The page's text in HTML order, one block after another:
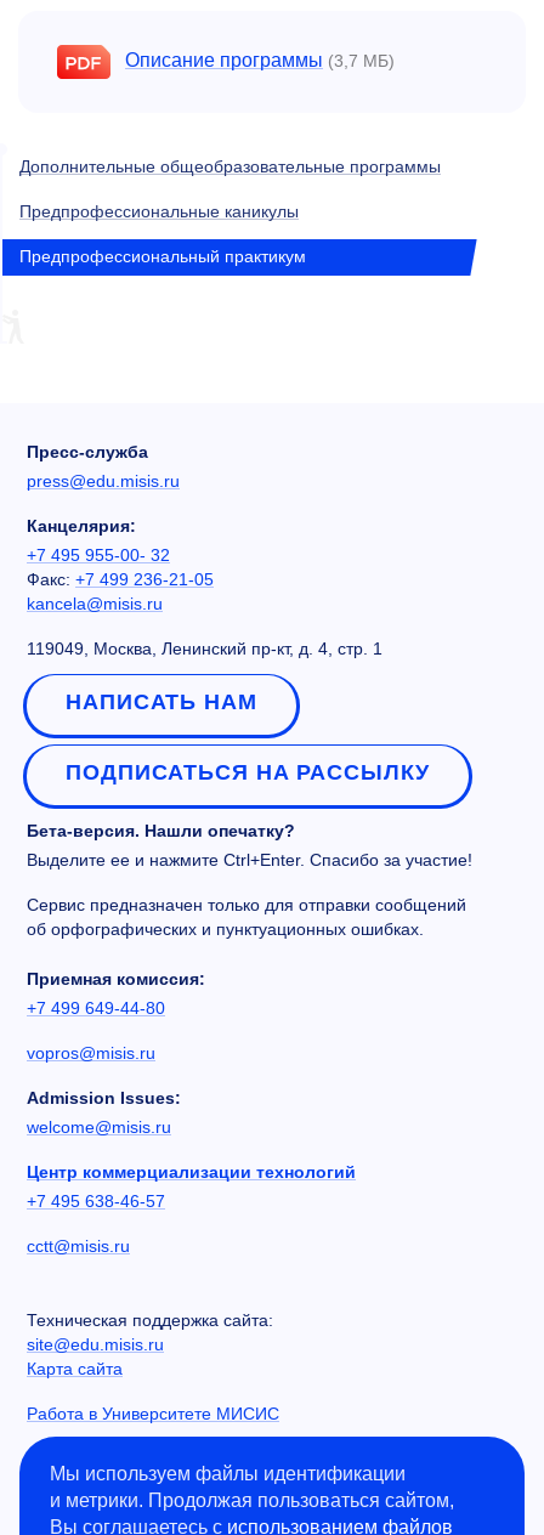
Описание программы (3,7 МБ)
Дополнительные общеобразовательные программы
Предпрофессиональные каникулы
Предпрофессиональный практикум
Пресс-служба
press@edu.misis.ru
Канцелярия:
+7 495 955-00- 32
Факс: +7 499 236-21-05
kancela@misis.ru
119049, Москва, Ленинский пр-кт, д. 4, стр. 1
НАПИСАТЬ НАМ
ПОДПИСАТЬСЯ НА РАССЫЛКУ
Бета-версия. Нашли опечатку?
Выделите ее и нажмите Ctrl+Enter. Спасибо за участие!
Сервис предназначен только для отправки сообщений
об орфографических и пунктуационных ошибках.
Приемная комиссия:
+7 499 649-44-80
vopros@misis.ru
Admission Issues:
welcome@misis.ru
Центр коммерциализации технологий
+7 495 638-46-57
cctt@misis.ru
Техническая поддержка сайта:
site@edu.misis.ru
Карта сайта
Работа в Университете МИСИС
Сведения об образовательной организации
Информация о закупках
Противодействие коррупции
Мы используем файлы идентификации
и метрики. Продолжая пользоваться сайтом,
Вы соглашаетесь с использованием файлов